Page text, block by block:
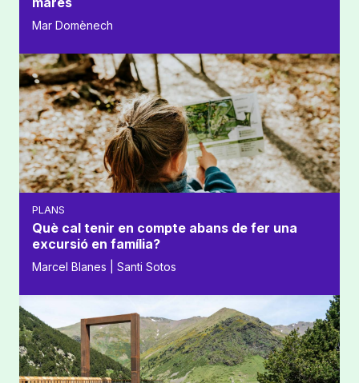
Mar Domènech
PLANS
Què cal tenir en compte abans de fer una
excursió en família?
Marcel Blanes | Santi Sotos